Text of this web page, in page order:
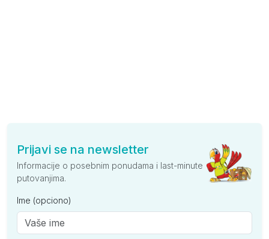
Prijavi se na newsletter
Informacije o posebnim ponudama i last-minute
putovanjima.
Ime (opciono)